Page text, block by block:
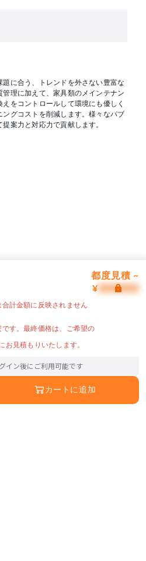
に合う、トレンドを外さない豊富な
理に加えて、家具類のメインテナン
をコントロールして環境にも優しく
グコストを削減します。様々なパブ
案力と対応力で貢献します。
都度見積 ~
¥
計金額に反映されません
す。最終価格は、ご希望の
お見積もりいたします。
イン後にご利用可能です
カートに追加